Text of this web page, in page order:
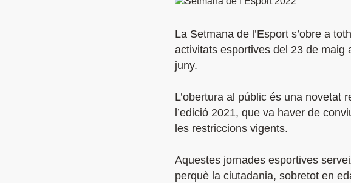
La Setmana de l’Esport s’obre a
activitats esportives del 23 de maig
juny.
L’obertura al públic és una novetat
l’edició 2021, que va haver de
les restriccions vigents.
Aquestes jornades esportives
perquè la ciutadania, sobretot en